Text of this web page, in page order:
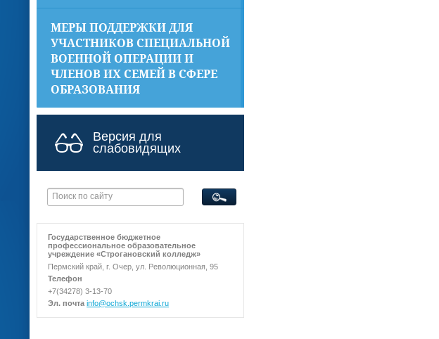
МЕРЫ ПОДДЕРЖКИ ДЛЯ
УЧАСТНИКОВ СПЕЦИАЛЬНОЙ
ВОЕННОЙ ОПЕРАЦИИ И
ЧЛЕНОВ ИХ СЕМЕЙ В СФЕРЕ
ОБРАЗОВАНИЯ
Версия для
слабовидящих
Государственное бюджетное
профессиональное образовательное
учреждение «Строгановский колледж»
Пермский край, г. Очер, ул. Революционная, 95
Телефон
+7(34278) 3-13-70
Эл. почта info@ochsk.permkrai.ru